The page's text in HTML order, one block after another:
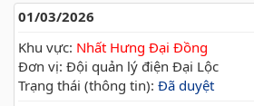
01/03/2026
Khu vực: Nhất Hưng Đại Đồng
Đơn vị: Đội quản lý điện Đại Lộc
Trạng thái (thông tin): Đã duyệt